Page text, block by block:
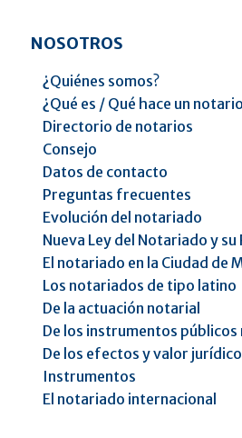
NOSOTROS
¿Quiénes somos?
¿Qué es / Qué hace un
Directorio de notarios
Consejo
Datos de contacto
Preguntas frecuentes
Evolución del notariado
Nueva Ley del Notariado y su
El notariado en la Ciudad de
Los notariados de tipo latino
De la actuación notarial
De los instrumentos
De los efectos y valor
Instrumentos
El notariado internacional